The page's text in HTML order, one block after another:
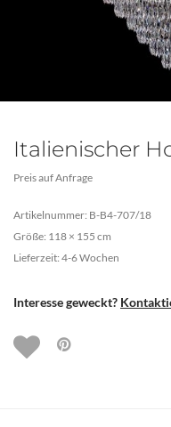
Italienischer
Preis auf Anfrage
Artikelnummer: B-B4-707/18
Größe: 118 × 155 cm
Lieferzeit: 4-6 Wochen
Interesse geweckt?